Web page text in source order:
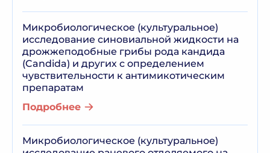
Микробиологическое (культуральное)
исследование синовиальной жидкости на
дрожжеподобные грибы рода кандида
(Candida) и других с определением
чувствительности к антимикотическим
препаратам
Подробнее
Микробиологическое (культуральное)